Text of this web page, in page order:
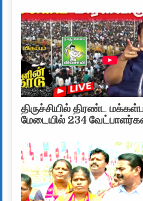
திருச்சியில் திரண்ட
மேடையில் 234